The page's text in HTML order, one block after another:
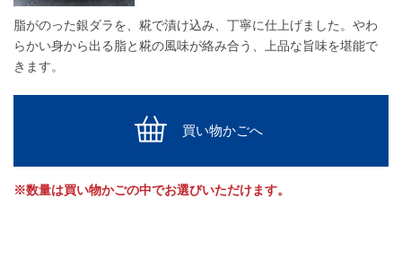
脂がのった銀ダラを、糀で漬け込み、丁寧に仕上げました。やわ
らかい身から出る脂と糀の風味が絡み合う、上品な旨味を堪能で
きます。
買い物かごへ
※数量は買い物かごの中でお選びいただけます。